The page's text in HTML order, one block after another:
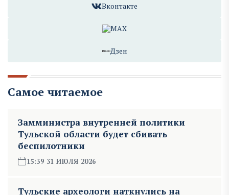
Вконтакте
MAX
Дзен
Самое читаемое
Замминистра внутренней политики
Тульской области будет сбивать
беспилотники
15:39 31 ИЮЛЯ 2026
Тульские археологи наткнулись на